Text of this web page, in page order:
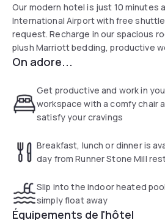
Our modern hotel is just 10 minutes
International Airport with free
request. Recharge in our spacious
plush Marriott bedding, productive
Concierge Lounge access in select
lobby for craft drinks, satisfying
scenic views of our lush outdoor
snacks and other essentials before
staying with us, enjoy a relaxing
Pittsburgh Airport Marriott.
On adore...
Get productive and work in
workspace with a comfy chair
satisfy your cravings
Breakfast, lunch or dinner is
day from Runner Stone Mill
Slip into the indoor heated
simply float away
Équipements de l'hôtel